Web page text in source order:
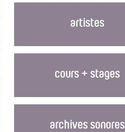
artistes
cours + stages
archives sonores